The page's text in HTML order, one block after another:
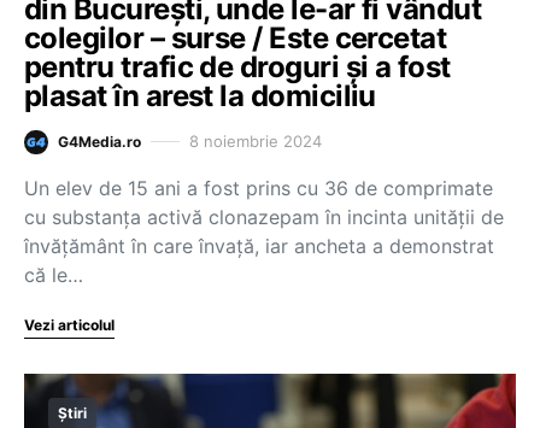
din București, unde le-ar fi vândut
colegilor – surse / Este cercetat
pentru trafic de droguri și a fost
plasat în arest la domiciliu
G4Media.ro 8 noiembrie 2024
Un elev de 15 ani a fost prins cu 36 de comprimate
cu substanţa activă clonazepam în incinta unităţii de
învăţământ în care învaţă, iar ancheta a demonstrat
că le…
Vezi articolul
Știri